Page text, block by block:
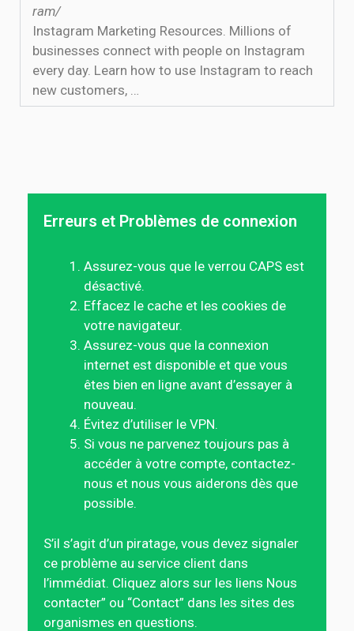
ram/
Instagram Marketing Resources. Millions of
businesses connect with people on Instagram
every day. Learn how to use Instagram to reach
new customers, …
Erreurs et Problèmes de connexion
Assurez-vous que le verrou CAPS est
désactivé.
Effacez le cache et les cookies de
votre navigateur.
Assurez-vous que la connexion
internet est disponible et que vous
êtes bien en ligne avant d’essayer à
nouveau.
Évitez d’utiliser le VPN.
Si vous ne parvenez toujours pas à
accéder à votre compte, contactez-
nous et nous vous aiderons dès que
possible.
S’il s’agit d’un piratage, vous devez signaler
ce problème au service client dans
l’immédiat. Cliquez alors sur les liens Nous
contacter” ou “Contact” dans les sites des
organismes en questions.